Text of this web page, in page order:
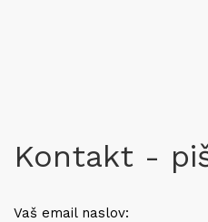
Kontakt -
Vaš email naslov: